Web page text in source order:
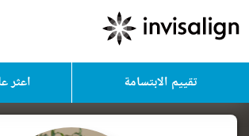
تقييم الابتسامة اعثر